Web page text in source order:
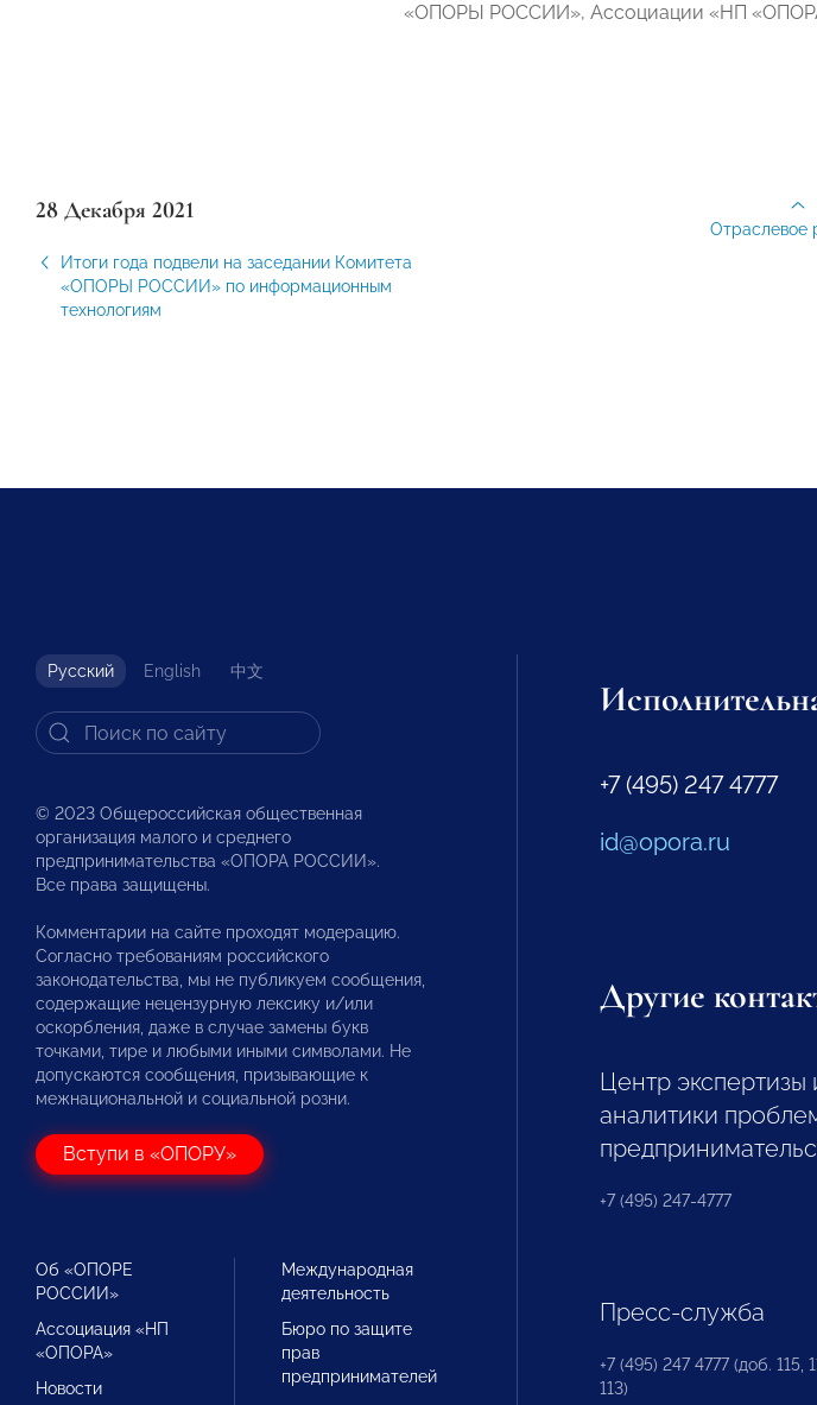
«ОПОРЫ РОССИИ», Ассоциации «НП
28 Декабря 2021
Итоги года подвели на заседании Комитета
«ОПОРЫ РОССИИ» по информационным
технологиям
Отраслевое
Русский English 中文
© 2023 Общероссийская общественная
организация малого и среднего
предпринимательства «ОПОРА РОССИИ».
Все права защищены.
Комментарии на сайте проходят модерацию.
Согласно требованиям российского
законодательства, мы не публикуем сообщения,
содержащие нецензурную лексику и/или
оскорбления, даже в случае замены букв
точками, тире и любыми иными символами. Не
допускаются сообщения, призывающие к
межнациональной и социальной розни.
Вступи в «ОПОРУ»
Об «ОПОРЕ
РОССИИ»
Ассоциация «НП
«ОПОРА»
Новости
Международная
деятельность
Бюро по защите
прав
предпринимателей
+7 (495) 247 4777
id@opora.ru
Другие
Центр экспертизы
аналитики
+7 (495) 247-4777
Пресс-служба
+7 (495) 247 4777 (доб. 115,
113)